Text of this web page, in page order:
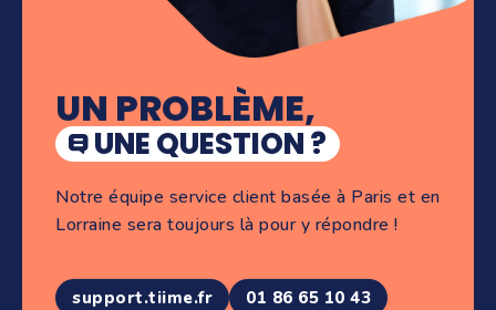
UN PROBLÈME,
UNE QUESTION ?
Notre équipe service client basée à Paris et en
Lorraine sera toujours là pour y répondre !
support.tiime.fr
01 86 65 10 43